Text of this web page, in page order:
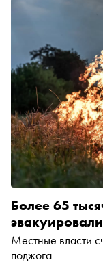
Более 65
Местные власти
поджога